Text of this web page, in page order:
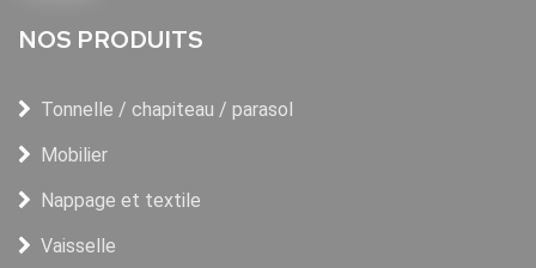
NOS PRODUITS
Tonnelle / chapiteau / parasol
Mobilier
Nappage et textile
Vaisselle